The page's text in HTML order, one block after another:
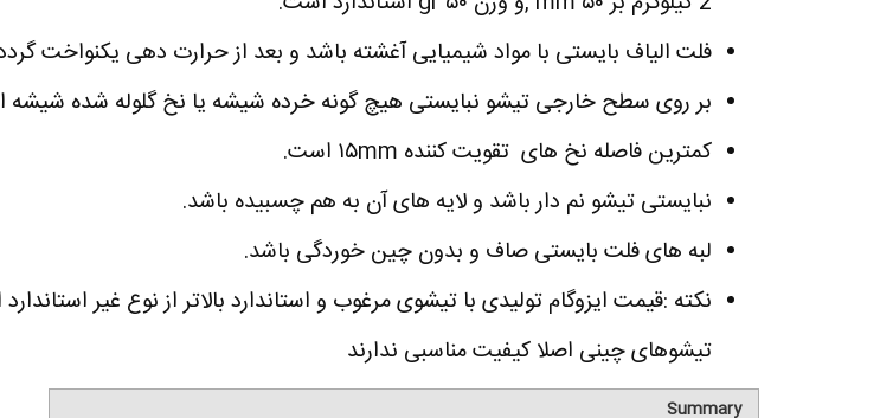
فلت الیاف بایستی با مواد شیمیایی آغشته باشد و بعد از حرارت دهی یکنواخت
بر روی سطح خارجی تیشو نبایستی هیچ گونه خرده شیشه یا نخ گلوله شده شیشه
کمترین فاصله نخ های تقویت کننده ۱۵mm است.
نبایستی تیشو نم دار باشد و لایه های آن به هم چسبیده باشد.
لبه های فلت بایستی صاف و بدون چین خوردگی باشد.
نکته :قیمت ایزوگام تولیدی با تیشوی مرغوب و استاندارد بالاتر از نوع غیر
تیشوهای چینی اصلا کیفیت مناسبی ندارند
Summary